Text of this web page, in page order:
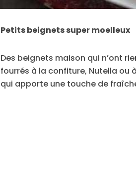
Petits beignets super moelleux
Des beignets maison qui n’ont
fourrés à la confiture, Nutella ou
qui apporte une touche de